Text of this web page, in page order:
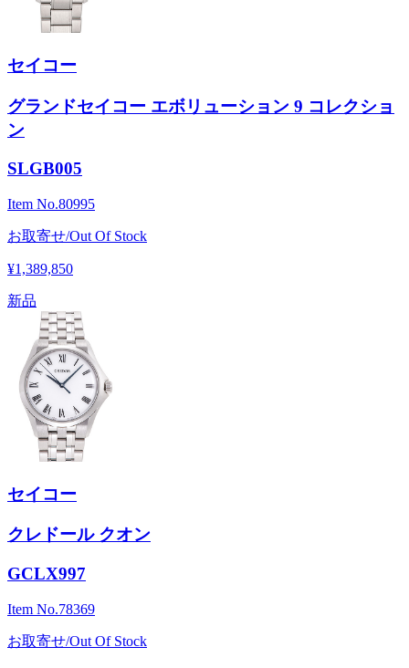
セイコー
グランドセイコー エボリューション 9 コレクショ
ン
SLGB005
Item No.80995
お取寄せ/Out Of Stock
¥1,389,850
新品
セイコー
クレドール クオン
GCLX997
Item No.78369
お取寄せ/Out Of Stock